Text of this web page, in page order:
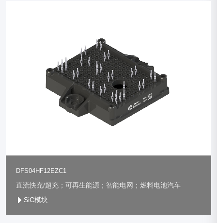
DFS04HF12EZC1
直流快充/超充；可再生能源；智能电网；燃料电池汽车
SiC模块